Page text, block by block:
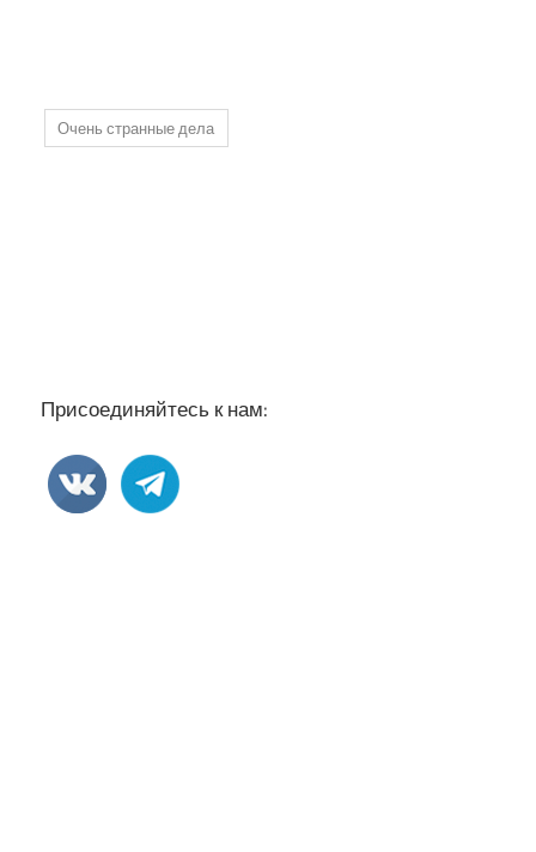
Очень странные дела
Присоединяйтесь к нам: